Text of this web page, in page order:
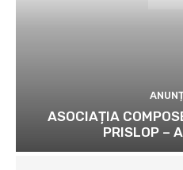
ASOCIAȚIA
PRISLOP –